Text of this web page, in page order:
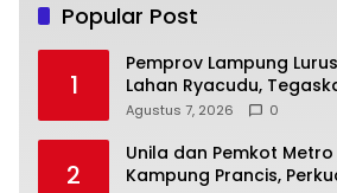
Popular Post
1
Pemprov Lampung
Lahan Ryacudu,
Dipersoalkan Bukan Aset
Agustus 7, 2026 0
2
Unila dan Pemkot
Kampung Prancis,